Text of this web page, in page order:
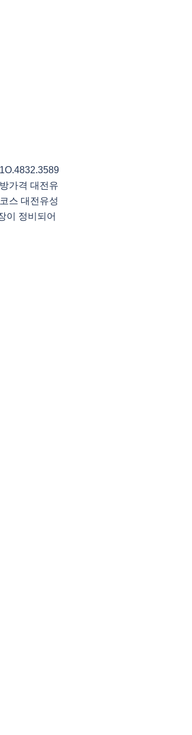
가격 대전유
스 대전유성
이 정비되어